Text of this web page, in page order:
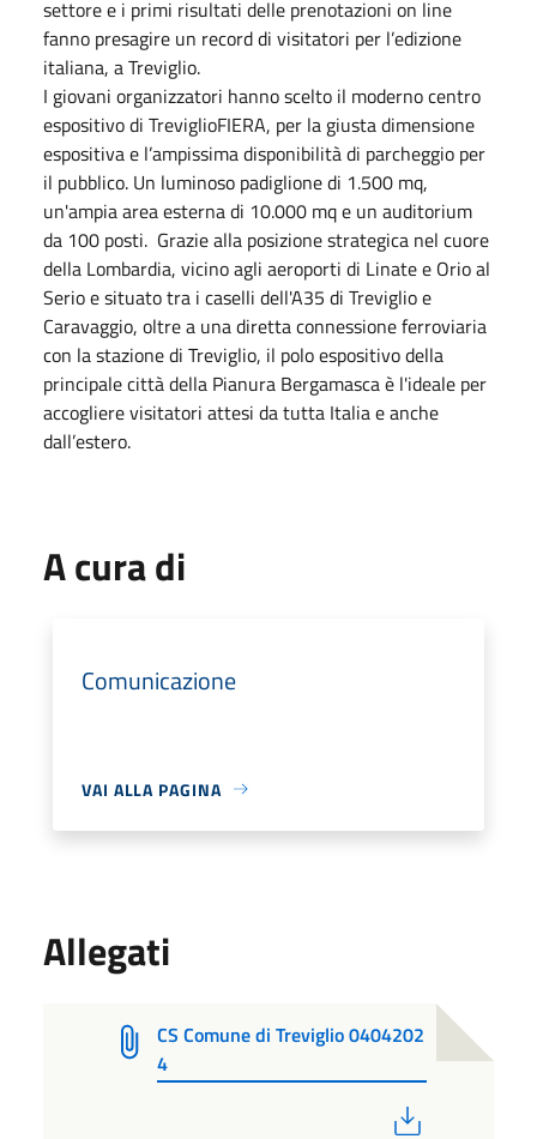
settore e i primi risultati delle prenotazioni on line
fanno presagire un record di visitatori per l’edizione
italiana, a Treviglio.
I giovani organizzatori hanno scelto il moderno centro
espositivo di TreviglioFIERA, per la giusta dimensione
espositiva e l’ampissima disponibilità di parcheggio per
il pubblico. Un luminoso padiglione di 1.500 mq,
un'ampia area esterna di 10.000 mq e un auditorium
da 100 posti. Grazie alla posizione strategica nel cuore
della Lombardia, vicino agli aeroporti di Linate e Orio al
Serio e situato tra i caselli dell'A35 di Treviglio e
Caravaggio, oltre a una diretta connessione ferroviaria
con la stazione di Treviglio, il polo espositivo della
principale città della Pianura Bergamasca è l'ideale per
accogliere visitatori attesi da tutta Italia e anche
dall’estero.
A cura di
Comunicazione
VAI ALLA PAGINA
Allegati
CS Comune di Treviglio 0404202
4